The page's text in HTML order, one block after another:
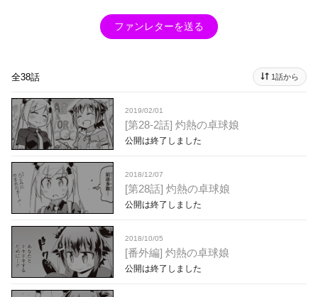
ファンレターを送る
全38話 1話から
2019/02/01
[第28-2話] 灼熱の卓球娘
公開は終了しました
2018/12/07
[第28話] 灼熱の卓球娘
公開は終了しました
2018/10/05
[番外編] 灼熱の卓球娘
公開は終了しました